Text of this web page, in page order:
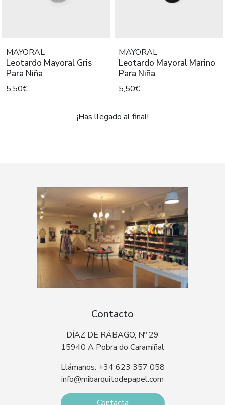
MAYORAL
Leotardo Mayoral Gris
Para Niña
5,50€
MAYORAL
Leotardo Mayoral Marino
Para Niña
5,50€
¡Has llegado al final!
Contacto
DÍAZ DE RÁBAGO, Nº 29
15940 A Pobra do Caramiñal
Llámanos: +34 623 357 058
info@mibarquitodepapel.com